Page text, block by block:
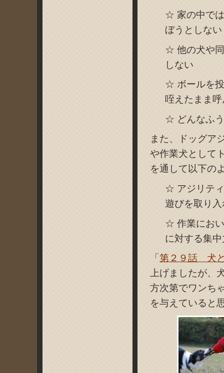
☆ 家の中で
ぼうとしない
☆ 他の犬や
しない
☆ ボールを
咥えたまま
☆ どんなふ
また、ドッグア
や作業犬として
を通して以下の
☆ アジリテ
遊びを取り
☆ 作業にお
に対する集
「 第２９話 犬
上げましたが、
方次第でワンち
を与えていると